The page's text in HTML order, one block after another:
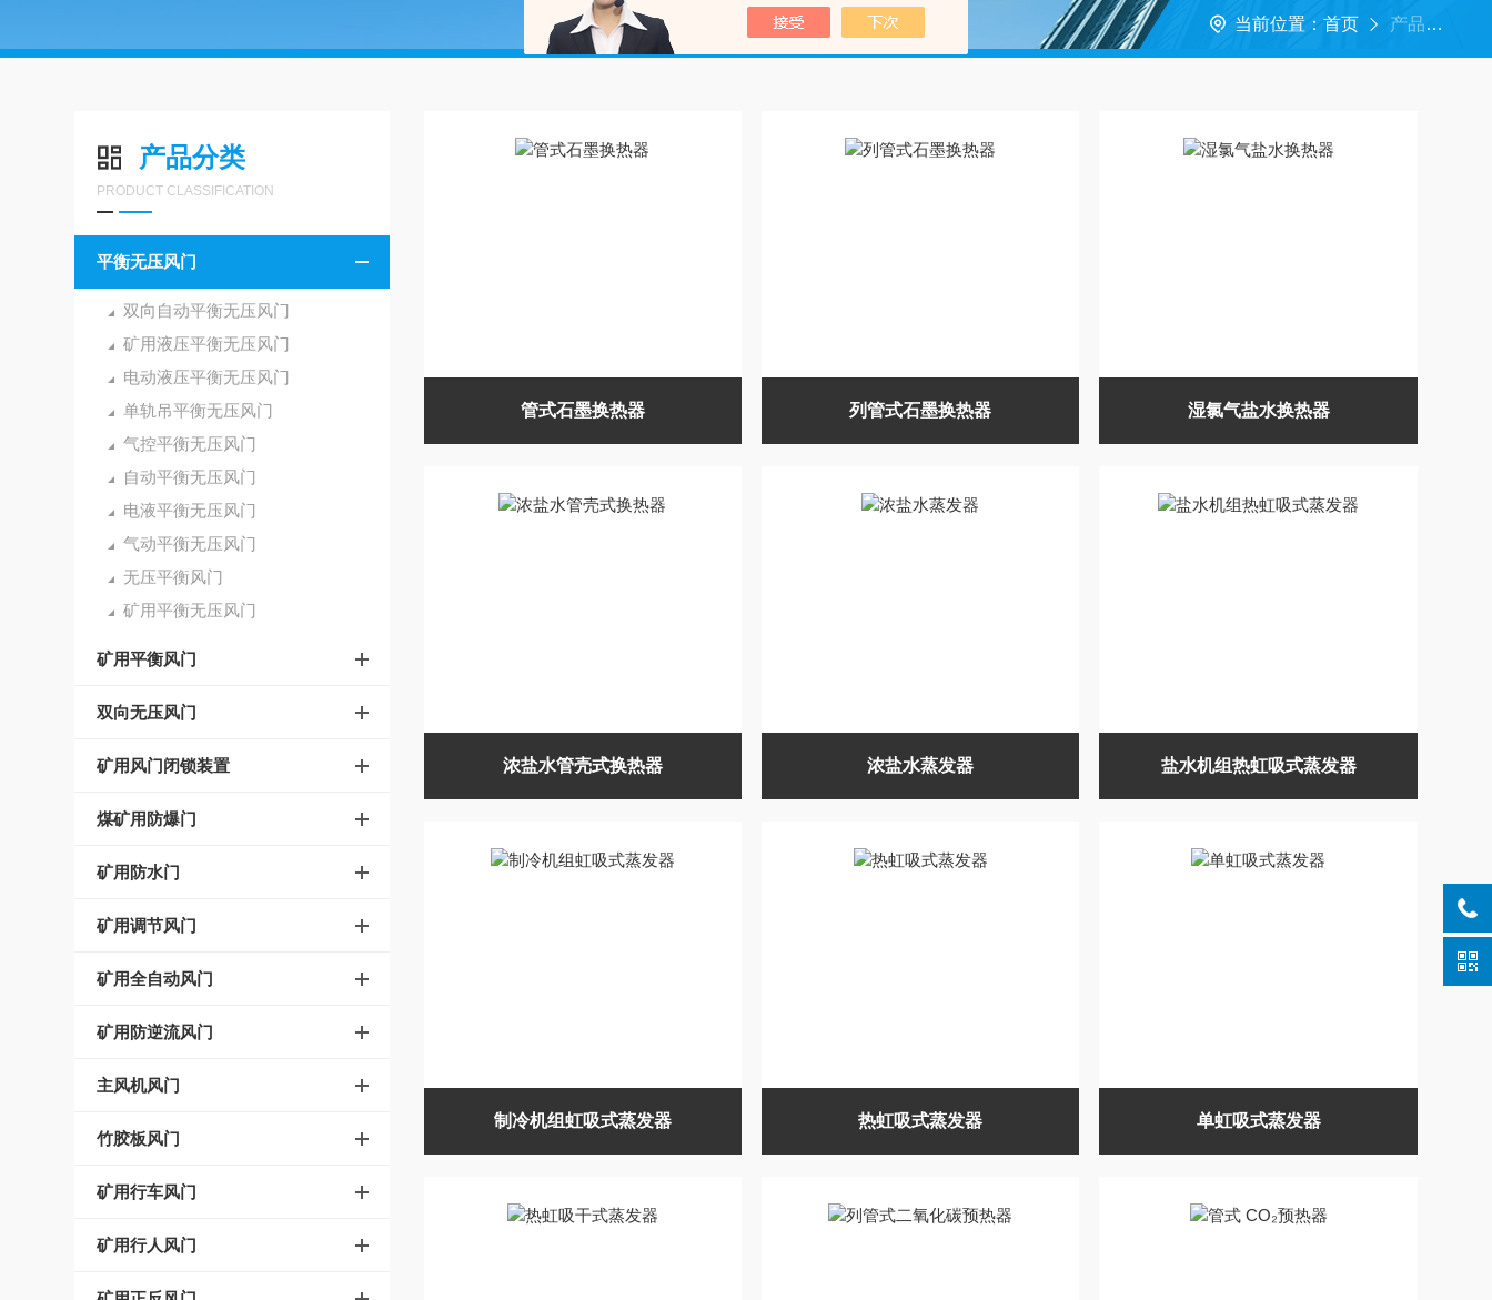
当前位置：首页 产品中心
产品分类
PRODUCT CLASSIFICATION
平衡无压风门
双向自动平衡无压风门
矿用液压平衡无压风门
电动液压平衡无压风门
单轨吊平衡无压风门
气控平衡无压风门
自动平衡无压风门
电液平衡无压风门
气动平衡无压风门
无压平衡风门
矿用平衡无压风门
矿用平衡风门
双向无压风门
矿用风门闭锁装置
煤矿用防爆门
矿用防水门
矿用调节风门
矿用全自动风门
矿用防逆流风门
主风机风门
竹胶板风门
矿用行车风门
矿用行人风门
管式石墨换热器 列管式石墨换热器 湿氯气盐水换热器
浓盐水管壳式换热器 浓盐水蒸发器 盐水机组热虹吸式蒸发器
制冷机组虹吸式蒸发器 热虹吸式蒸发器 单虹吸式蒸发器